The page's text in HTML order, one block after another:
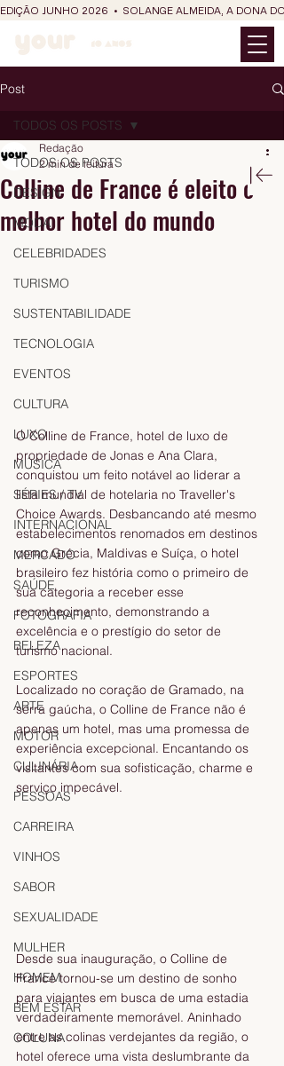
EDIÇÃO JUNHO 2026  •  SOLANGE ALMEIDA, A DONA
Post
TODOS OS POSTS
DESIGN
MODA
CELEBRIDADES
TURISMO
SUSTENTABILIDADE
TECNOLOGIA
EVENTOS
CULTURA
LUXO
MÚSICA
SÉRIES / TV
INTERNACIONAL
MERCADO
SAÚDE
FOTOGRAFIA
BELEZA
ESPORTES
ARTE
MOTOR
CULINÁRIA
PESSOAS
CARREIRA
VINHOS
SABOR
SEXUALIDADE
MULHER
HOMEM
BEM ESTAR
COLUNA
TODOS OS POSTS
Colline de France é eleito o
melhor hotel do mundo
Redação
2 min de leitura
O Colline de France, hotel de luxo de
propriedade de Jonas e Ana Clara,
conquistou um feito notável ao liderar a
lista mundial de hotelaria no Traveller's
Choice Awards. Desbancando até mesmo
estabelecimentos renomados em destinos
como Grécia, Maldivas e Suíça, o hotel
brasileiro fez história como o primeiro de
sua categoria a receber esse
reconhecimento, demonstrando a
excelência e o prestígio do setor de
turismo nacional.
Localizado no coração de Gramado, na
serra gaúcha, o Colline de France não é
apenas um hotel, mas uma promessa de
experiência excepcional. Encantando os
visitantes com sua sofisticação, charme e
serviço impecável.
Desde sua inauguração, o Colline de
France tornou-se um destino de sonho
para viajantes em busca de uma estadia
verdadeiramente memorável. Aninhado
entre as colinas verdejantes da região, o
hotel oferece uma vista deslumbrante da